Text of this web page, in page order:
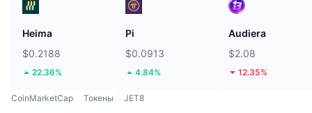
Heima
$0.2188
22.36%
Pi
$0.0913
4.84%
Audiera
$2.08
12.35%
CoinMarketCap Токены JET8